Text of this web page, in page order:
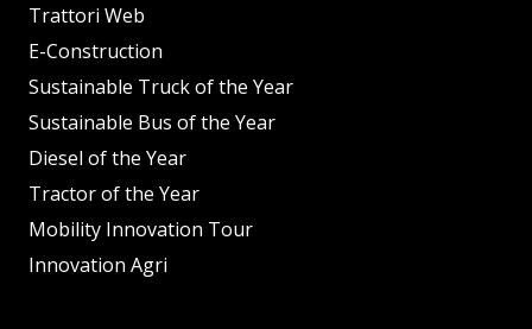
Trattori Web
E-Construction
Sustainable Truck of the Year
Sustainable Bus of the Year
Diesel of the Year
Tractor of the Year
Mobility Innovation Tour
Innovation Agri